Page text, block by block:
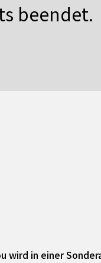
beendet.
in einer